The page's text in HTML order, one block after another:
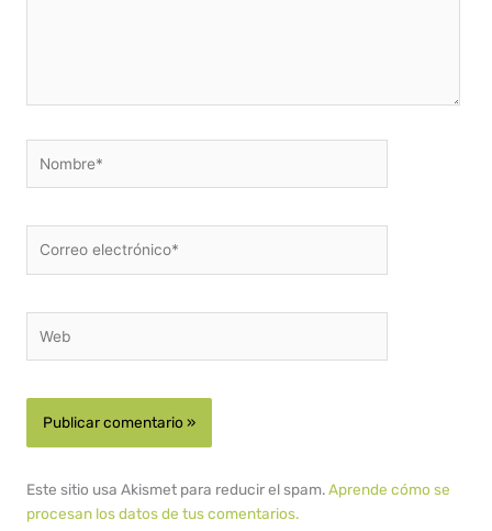
electrónico*
Este sitio usa Akismet para reducir el spam.Aprende cómo se
procesan los datos de tus comentarios.